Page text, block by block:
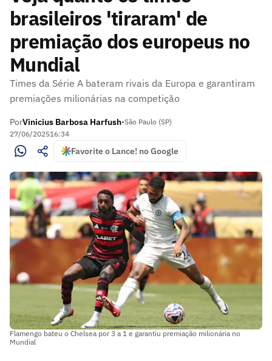
brasileiros 'tiraram' de
premiação dos europeus no
Mundial
Times da Série A bateram rivais da Europa e garantiram
premiações milionárias na competição
PorVinicius Barbosa Harfush•São Paulo (SP)
27/06/202516:34
Favorite o Lance! no Google
Flamengo bateu o Chelsea por 3 a 1 e garantiu premiação milionária no
Mundial